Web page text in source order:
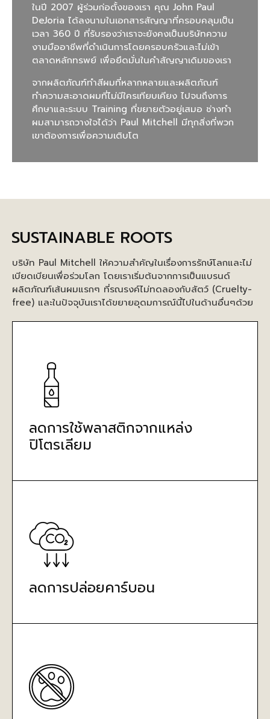
ในปี 2007 ผู้ร่วมก่อตั้งของเรา คุณ John Paul
DeJoria ได้ลงนามในเอกสารสัญญาที่ครอบคลุมเป็น
เวลา 360 ปี ที่รับรองว่าเราจะยังคงเป็นบริษัทความ
งามมืออาชีพที่ดำเนินการโดยครอบครัวและไม่เข้า
ตลาดหลักทรพย์ เพื่อยึดมั่นในคำสัญญาเดิมของเรา
จากผลิตภัณฑ์ทำสีผมที่หลากหลายและผลิตภัณฑ์
ทำความสะอาดผมที่ไม่มีใครเทียบเคียง ไปจนถึงการ
ศึกษาและระบบ Training ที่ขยายตัวอยู่เสมอ ช่างทำ
ผมสามารถวางใจได้ว่า Paul Mitchell มีทุกสิ่งที่พวก
เขาต้องการเพื่อความเติบโต
SUSTAINABLE ROOTS
บริษัท Paul Mitchell ให้ความสำคัญในเรื่องการรักษ์โลกและไม่
เบียดเบียนเพื่อร่วมโลก โดยเราเริ่มต้นจากการเป็นแบรนด์
ผลิตภัณฑ์เส้นผมแรกๆ ที่รณรงค์ไม่ทดลองกับสัตว์ (Cruelty-
free) และในปัจจุบันเราได้ขยายอุดมการณ์นี้ไปในด้านอื่นๆด้วย
ลดการใช้พลาสติกจากแหล่ง
ปิโตรเลียม
ลดการปล่อยคาร์บอน